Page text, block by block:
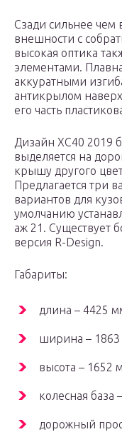
Сзади сильнее чем
внешности с
высокая оптика
элементами.
аккуратными
антикрылом
его часть
Дизайн XC40 2019
выделяется на
крышу другого
Предлагается три
вариантов для
умолчанию
аж 21. Существует
версия R-Design.
Габариты:
длина – 4425
ширина –
высота – 1652
колесная база
дорожный